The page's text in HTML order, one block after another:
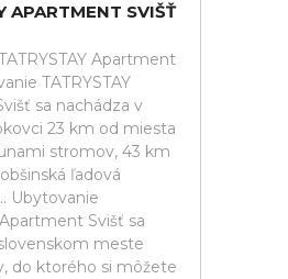
APARTMENT SVIŠŤ
Apartment
TATRYSTAY
sa nachádza v
23 km od miesta
stromov, 43 km
ľadová
Ubytovanie
Apartment Svišť sa
meste
do ktorého si môžete